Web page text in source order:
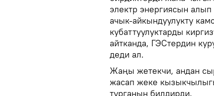
электр энергиясын
ачык-айкындуулукту
кубаттуулуктарды
айтканда, ГЭСтердин
деди ал.
Жаңы жетекчи, андан
жасап жеке
турганын билдирди.